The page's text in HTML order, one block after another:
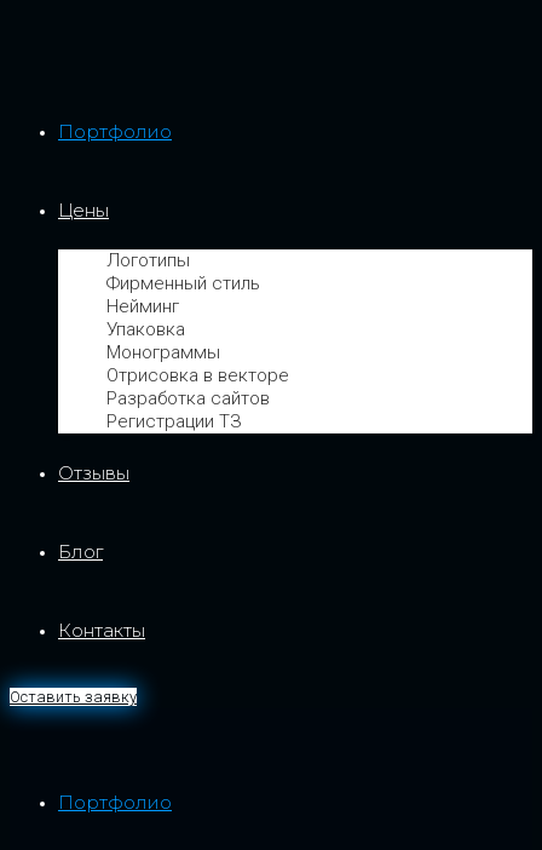
Портфолио
Цены
Логотипы
Фирменный стиль
Нейминг
Упаковка
Монограммы
Отрисовка в векторе
Разработка сайтов
Регистрации ТЗ
Отзывы
Блог
Контакты
Оставить заявку
Портфолио